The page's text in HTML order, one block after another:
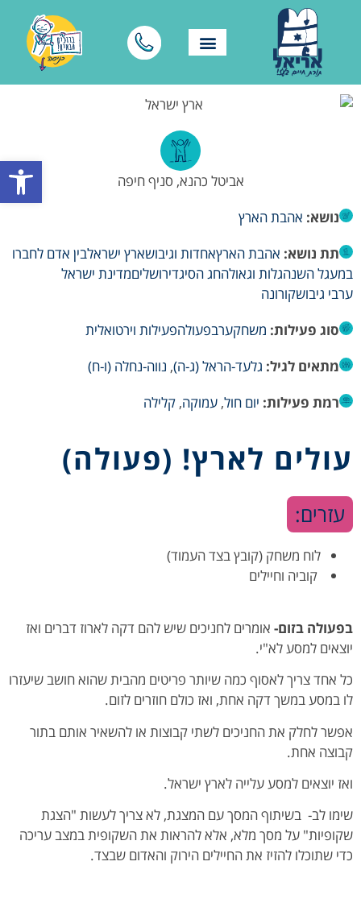
פתח
אביטל כהנא, סניף חיפה
נושא: אהבת הארץ
תת נושא: אהבת הארץאחדות וגיבושארץ ישראלבין אדם לחברו
במעגל השנהגלות וגאולהחג הסיגדירושליםמדינת ישראל
ערבי גיבושקורונה
סוג פעילות: משחקערבפעולהפעילות וירטואלית
מתאים לגיל: גלעד-הראל (ג-ה), נווה-נחלה (ו-ח)
רמת פעילות: יום חול, עמוקה, קלילה
עולים לארץ! (פעולה)
עזרים:
לוח משחק (קובץ בצד העמוד)
קוביה וחיילים
בפעולה בזום- אומרים לחניכים שיש להם דקה לארוז דברים ואז
יוצאים למסע לא"י.
כל אחד צריך לאסוף כמה שיותר פריטים מהבית שהוא חושב שיעזרו
לו במסע במשך דקה אחת, ואז כולם חוזרים לזום.
אפשר לחלק את החניכים לשתי קבוצות או להשאיר אותם בתור
קבוצה אחת.
ואז יוצאים למסע עלייה לארץ ישראל.
שימו לב- בשיתוף המסך עם המצגת, לא צריך לעשות "הצגת
שקופיות" על מסך מלא, אלא להראות את השקופית במצב עריכה
כדי שתוכלו להזיז את החיילים הירוק והאדום שבצד.